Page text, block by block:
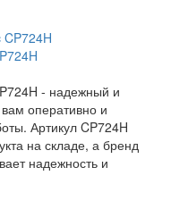
- надежный и
оперативно и
Артикул CP724H
на складе, а бренд
надежность и